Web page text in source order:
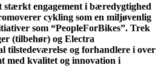
stærkt engagement i bæredygtighed
cykling som en miljøvenlig
som “PeopleForBikes”. Trek
(tilbehør) og Electra
tilstedeværelse og forhandlere i over
med kvalitet og innovation i